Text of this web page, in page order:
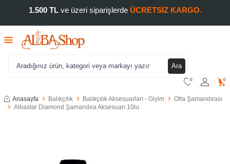
1.500 TLve üzeri siparişlerde ÜCRETSİZ KARGO.
Ara
0 0
Anasayfa Balıkçılık Balıkçılık Aksesuarları - Giyim
Olta Şamandırası
Albastar Diamond Şamandıra Aksesuarı 10lu